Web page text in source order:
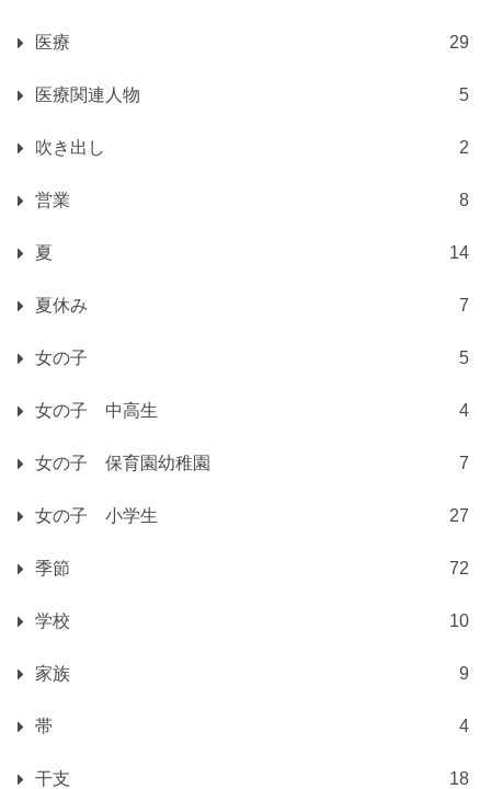
医療 29
医療関連人物 5
吹き出し 2
営業 8
夏 14
夏休み 7
女の子 5
女の子 中高生 4
女の子 保育園幼稚園 7
女の子 小学生 27
季節 72
学校 10
家族 9
帯 4
干支 18